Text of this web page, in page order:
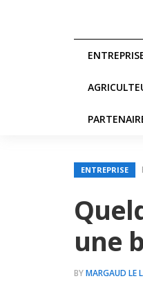
ENTREPRISE
une
BYMARGAUD LE